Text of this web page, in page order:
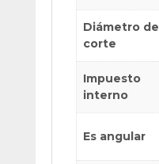
Diámetro de
corte
Impuesto
interno
Es angular